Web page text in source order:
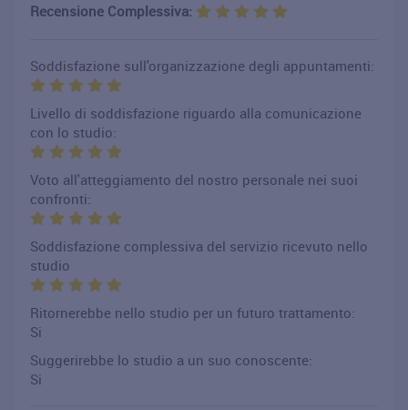
Recensione Complessiva:
Soddisfazione sull'organizzazione degli appuntamenti:
Livello di soddisfazione riguardo alla comunicazione
con lo studio:
Voto all'atteggiamento del nostro personale nei suoi
confronti:
Soddisfazione complessiva del servizio ricevuto nello
studio
Ritornerebbe nello studio per un futuro trattamento:
Si
Suggerirebbe lo studio a un suo conoscente:
Si